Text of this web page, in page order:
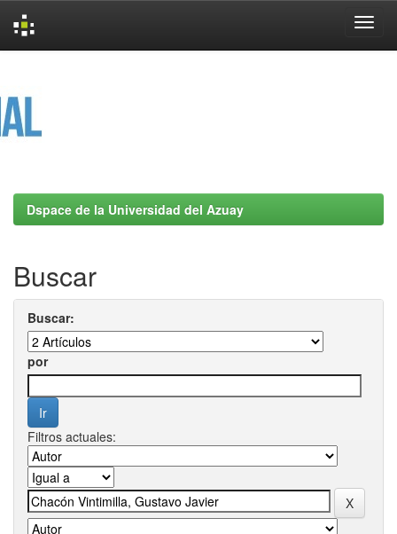
Dspace de la Universidad del Azuay
Buscar
Buscar:
por
Filtros actuales: